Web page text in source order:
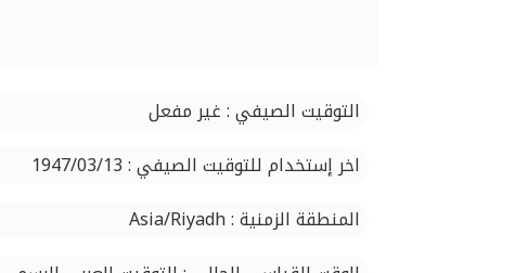
التوقيت الصيفي : غير مفعل
اخر إستخدام للتوقيت الصيفي : 1947/03/13
المنطقة الزمنية : Asia/Riyadh